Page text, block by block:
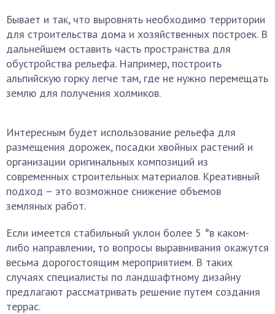
Бывает и так, что выровнять необходимо территории
для строительства дома и хозяйственных построек. В
дальнейшем оставить часть пространства для
обустройства рельефа. Например, построить
альпийскую горку легче там, где не нужно перемещать
землю для получения холмиков.
Интересным будет использование рельефа для
размещения дорожек, посадки хвойных растений и
организации оригинальных композиций из
современных строительных материалов. Креативный
подход – это возможное снижение объемов
земляных работ.
Если имеется стабильный уклон более 5 °в каком-
либо направлении, то вопросы выравнивания окажутся
весьма дорогостоящим мероприятием. В таких
случаях специалисты по ландшафтному дизайну
предлагают рассматривать решение путем создания
террас.